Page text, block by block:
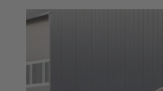
Management Platform&eRecht24